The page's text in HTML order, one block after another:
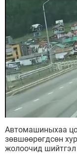
Автомашиныхаа
зөвшөөрөгдсөн
жолоочид шийтгэл